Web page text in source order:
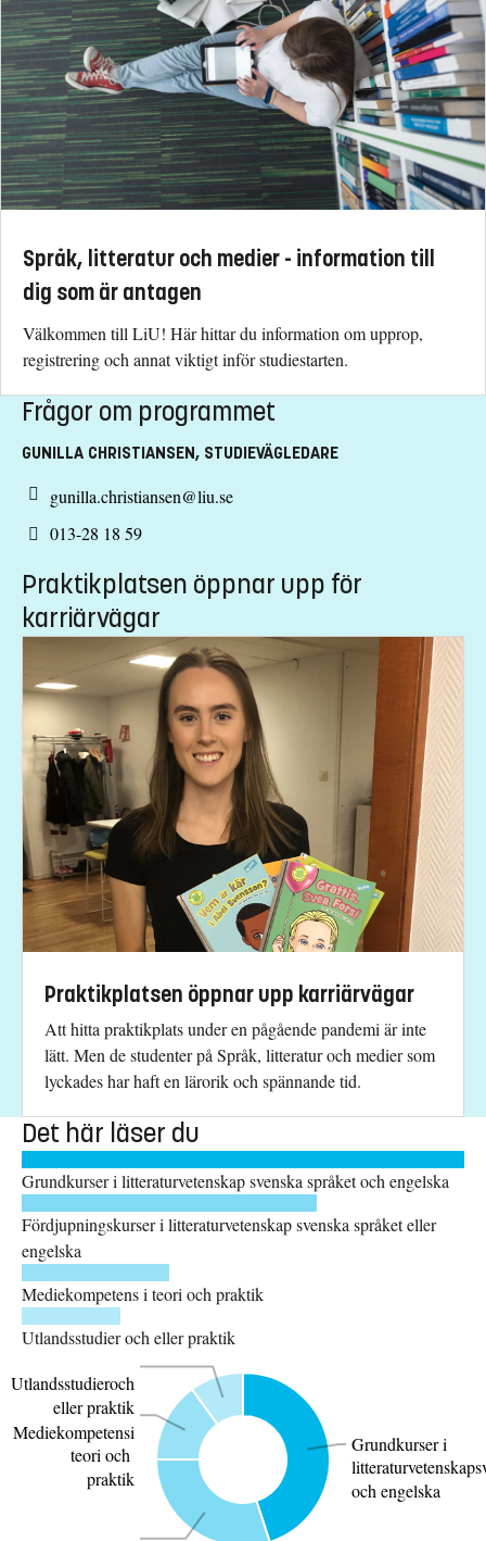
Språk, litteratur och medier - information till
dig som är antagen
Välkommen till LiU! Här hittar du information om upprop,
registrering och annat viktigt inför studiestarten.
Frågor om programmet
GUNILLA CHRISTIANSEN, STUDIEVÄGLEDARE
gunilla.christiansen@liu.se
013-28 18 59
Praktikplatsen öppnar upp för
karriärvägar
Praktikplatsen öppnar upp karriärvägar
Att hitta praktikplats under en pågående pandemi är inte
lätt. Men de studenter på Språk, litteratur och medier som
lyckades har haft en lärorik och spännande tid.
Det här läser du
Grundkurser i litteraturvetenskap svenska språket och engelska
Fördjupningskurser i litteraturvetenskap svenska språket eller
engelska
Mediekompetens i teori och praktik
Utlandsstudier och eller praktik
Grundkurser i
och engelska
Mediekompetensi
teori och
praktik
Utlandsstudieroch
eller praktik